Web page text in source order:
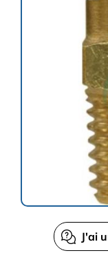
J'ai